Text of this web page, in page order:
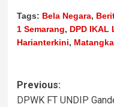
Tags: Bela Negara,
1 Semarang, DPD IKAL
Harianterkini,
Previous:
DPWK FT UNDIP